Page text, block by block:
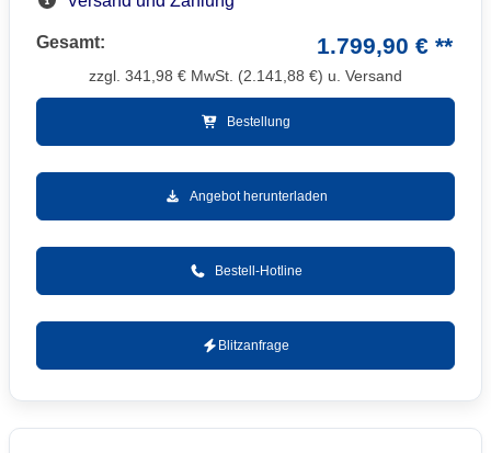
Gesamt: 1.799,90 € **
zzgl. 341,98 € MwSt. (2.141,88 €) u. Versand
Bestellung
Angebot herunterladen
Bestell-Hotline
Blitzanfrage